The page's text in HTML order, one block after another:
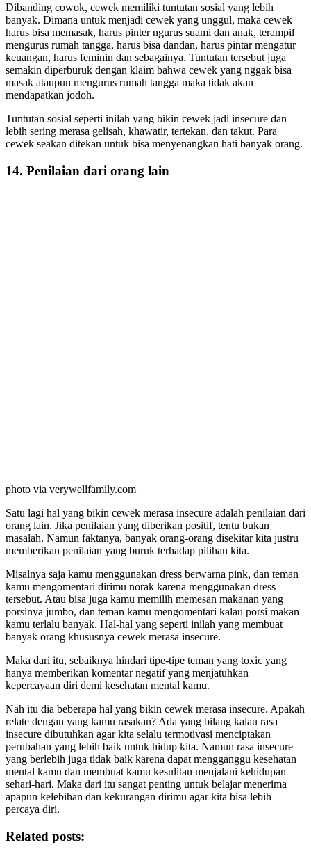
Dibanding cowok, cewek memiliki tuntutan sosial yang lebih
banyak. Dimana untuk menjadi cewek yang unggul, maka cewek
harus bisa memasak, harus pinter ngurus suami dan anak, terampil
mengurus rumah tangga, harus bisa dandan, harus pintar mengatur
keuangan, harus feminin dan sebagainya. Tuntutan tersebut juga
semakin diperburuk dengan klaim bahwa cewek yang nggak bisa
masak ataupun mengurus rumah tangga maka tidak akan
mendapatkan jodoh.
Tuntutan sosial seperti inilah yang bikin cewek jadi insecure dan
lebih sering merasa gelisah, khawatir, tertekan, dan takut. Para
cewek seakan ditekan untuk bisa menyenangkan hati banyak orang.
14. Penilaian dari orang lain
photo via verywellfamily.com
Satu lagi hal yang bikin cewek merasa insecure adalah penilaian dari
orang lain. Jika penilaian yang diberikan positif, tentu bukan
masalah. Namun faktanya, banyak orang-orang disekitar kita justru
memberikan penilaian yang buruk terhadap pilihan kita.
Misalnya saja kamu menggunakan dress berwarna pink, dan teman
kamu mengomentari dirimu norak karena menggunakan dress
tersebut. Atau bisa juga kamu memilih memesan makanan yang
porsinya jumbo, dan teman kamu mengomentari kalau porsi makan
kamu terlalu banyak. Hal-hal yang seperti inilah yang membuat
banyak orang khususnya cewek merasa insecure.
Maka dari itu, sebaiknya hindari tipe-tipe teman yang toxic yang
hanya memberikan komentar negatif yang menjatuhkan
kepercayaan diri demi kesehatan mental kamu.
Nah itu dia beberapa hal yang bikin cewek merasa insecure. Apakah
relate dengan yang kamu rasakan? Ada yang bilang kalau rasa
insecure dibutuhkan agar kita selalu termotivasi menciptakan
perubahan yang lebih baik untuk hidup kita. Namun rasa insecure
yang berlebih juga tidak baik karena dapat mengganggu kesehatan
mental kamu dan membuat kamu kesulitan menjalani kehidupan
sehari-hari. Maka dari itu sangat penting untuk belajar menerima
apapun kelebihan dan kekurangan dirimu agar kita bisa lebih
percaya diri.
Related posts: